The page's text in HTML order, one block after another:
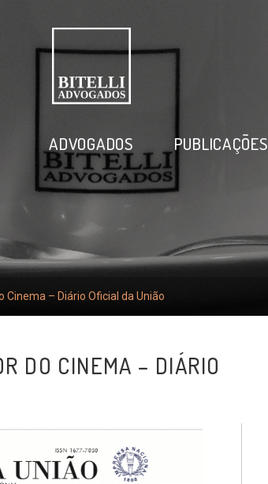
ADVOGADOS PUBLICAÇÕES
Cinema – Diário Oficial da União
DO CINEMA – DIÁRIO